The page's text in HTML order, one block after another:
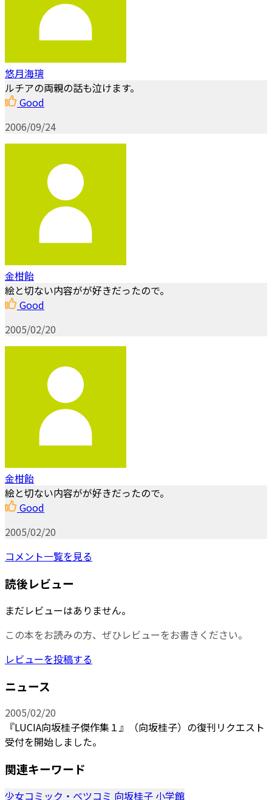
悠月海璃
ルチアの両親の話も泣けます。
Good
2006/09/24
金柑飴
絵と切ない内容がが好きだったので。
Good
2005/02/20
金柑飴
絵と切ない内容がが好きだったので。
Good
2005/02/20
コメント一覧を見る
読後レビュー
まだレビューはありません。
この本をお読みの方、ぜひレビューをお書きください。
レビューを投稿する
ニュース
2005/02/20
『LUCIA向坂桂子傑作集１』（向坂桂子）の復刊リクエスト
受付を開始しました。
関連キーワード
少女コミック・ベツコミ 向坂桂子 小学館